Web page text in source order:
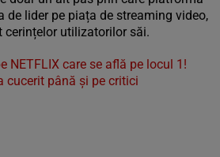
lider pe piața de streaming video,
cerințelor utilizatorilor săi.
NETFLIX care se află pe locul 1!
cucerit până și pe critici